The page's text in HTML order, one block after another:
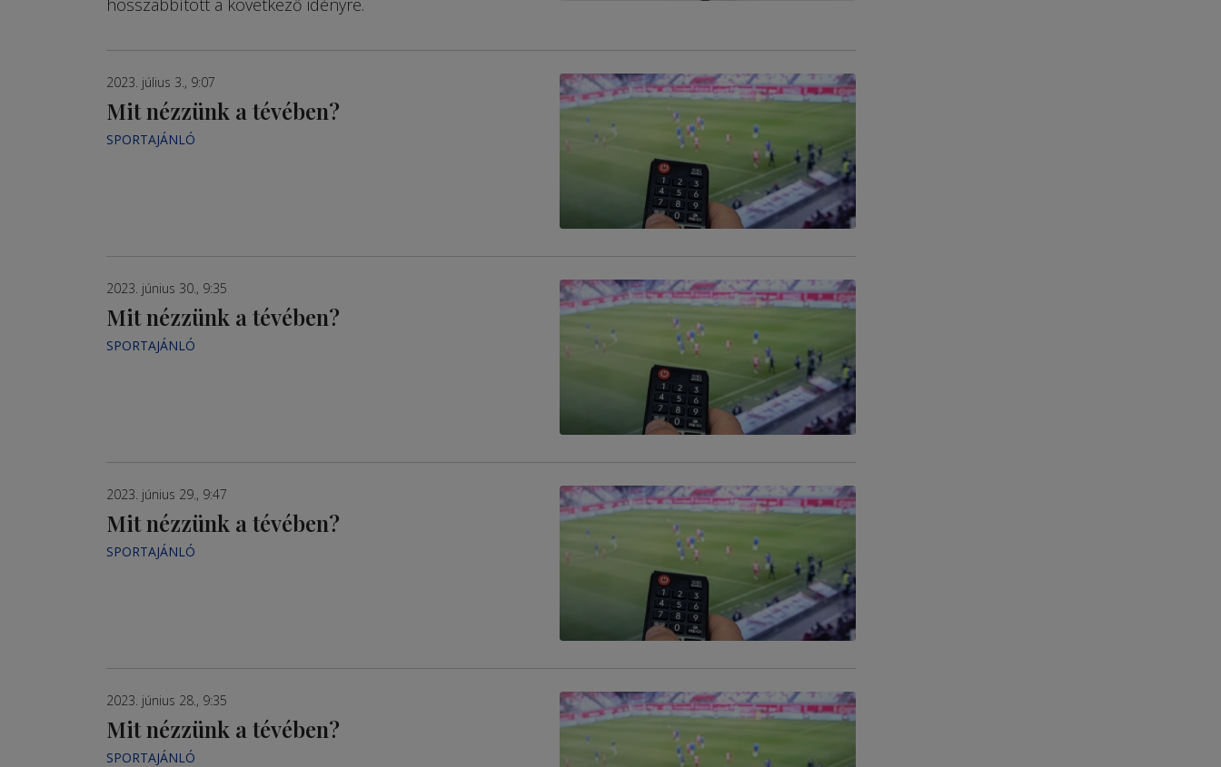
2023. július 3., 9:07
Mit nézzünk a tévében?
SPORTAJÁNLÓ
2023. június 30., 9:35
Mit nézzünk a tévében?
SPORTAJÁNLÓ
2023. június 29., 9:47
Mit nézzünk a tévében?
SPORTAJÁNLÓ
2023. június 28., 9:35
Mit nézzünk a tévében?
SPORTAJÁNLÓ